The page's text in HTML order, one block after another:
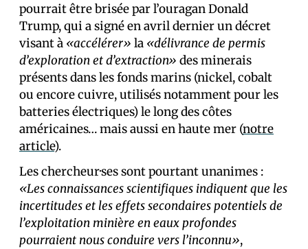
pourrait être brisée par l’ouragan Donald
Trump, qui a signé en avril dernier un décret
visant à «accélérer» la «délivrance de permis
d’exploration et d’extraction» des minerais
présents dans les fonds marins (nickel, cobalt
ou encore cuivre, utilisés notamment pour les
batteries électriques) le long des côtes
américaines… mais aussi en haute mer (notre
article).
Les chercheur·ses sont pourtant unanimes :
«Les connaissances scientifiques indiquent que les
incertitudes et les effets secondaires potentiels de
l’exploitation minière en eaux profondes
pourraient nous conduire vers l’inconnu»,